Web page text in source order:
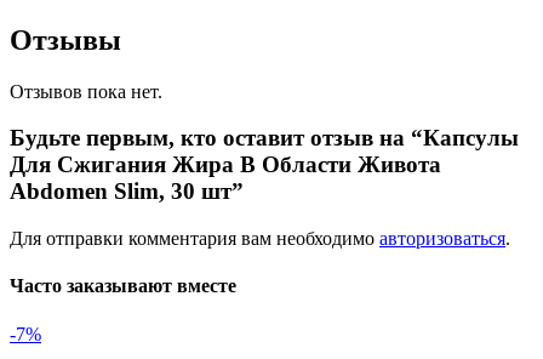
Отзывы
Отзывов пока нет.
Будьте первым, кто оставит отзыв на “Капсулы
Для Сжигания Жира В Области Живота
Abdomen Slim, 30 шт”
Для отправки комментария вам необходимо авторизоваться.
Часто заказывают вместе
-7%